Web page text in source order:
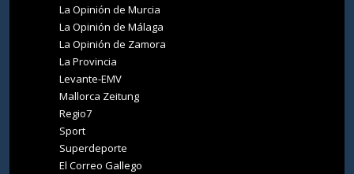
La Opinión de Murcia
La Opinión de Málaga
La Opinión de Zamora
La Provincia
Levante-EMV
Mallorca Zeitung
Regio7
Sport
Superdeporte
El Correo Gallego